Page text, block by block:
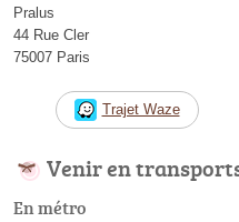
Pralus
44 Rue Cler
75007 Paris
Trajet Waze
Venir en
En métro